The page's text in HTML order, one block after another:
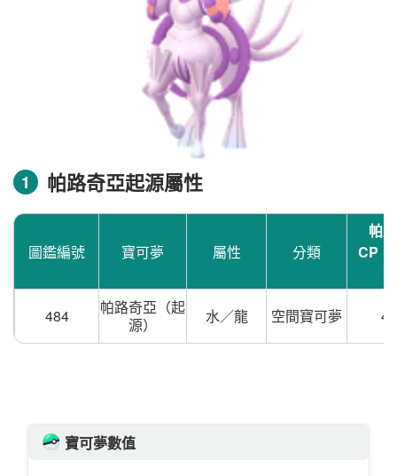
1 帕路奇亞起源屬性
圖鑑編號 寶可夢 屬性 分類
帕
CP（
484
帕路奇亞（起
源）
水／龍 空間寶可夢
寶可夢數值